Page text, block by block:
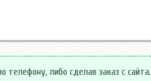
телефону, либо сделав заказ с сайта.